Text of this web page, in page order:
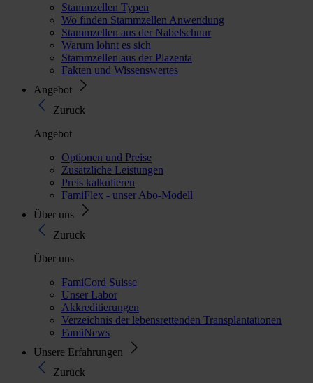
Stammzellen Typen
Wo finden Stammzellen Anwendung
Stammzellen aus der Nabelschnur
Warum lohnt es sich
Stammzellen aus der Plazenta
Fakten und Wissenswertes
Angebot
Zurück
Angebot
Optionen und Preise
Zusätzliche Leistungen
Preis kalkulieren
FamiFlex - unser Abo-Modell
Über uns
Zurück
Über uns
FamiCord Suisse
Unser Labor
Akkreditierungen
Verzeichnis der lebensrettenden Transplantationen
FamiNews
Unsere Erfahrungen
Zurück